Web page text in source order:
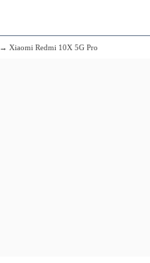
→ Xiaomi Redmi 10X 5G Pro